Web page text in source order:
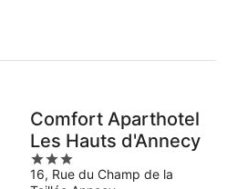
Comfort Aparthotel
Les Hauts d'Annecy
3
out
16, Rue du Champ de la